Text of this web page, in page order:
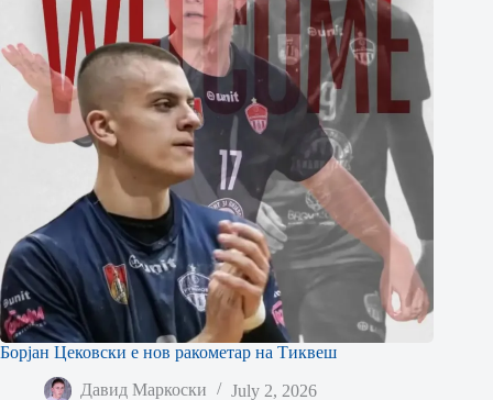
Борјан Цековски е нов ракометар на Тиквеш
Давид Маркоски July 2, 2026